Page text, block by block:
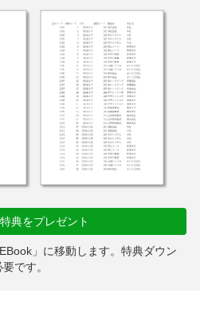
典をプレゼント
」に移動します。特典ダウン
です。